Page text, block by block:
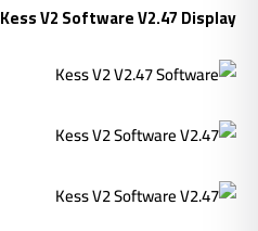
Kess V2 Software V2.47 Display: